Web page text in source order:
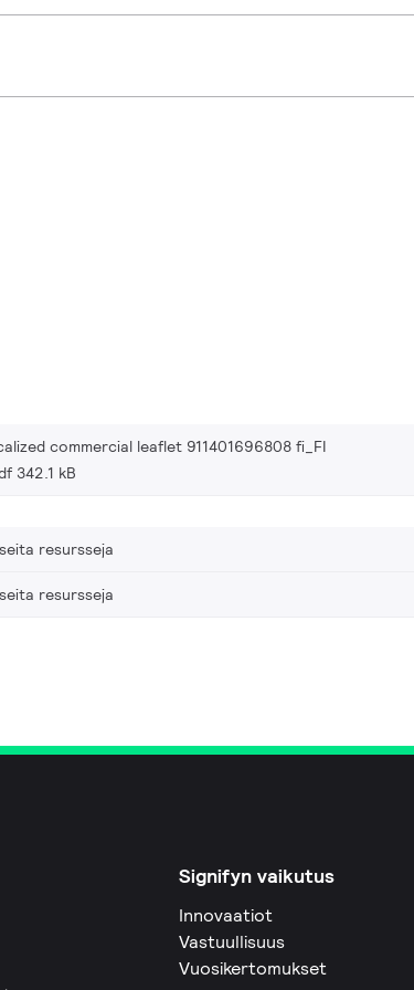
commercial leaflet 911401696808 fi_FI
342.1 kB
resursseja
resursseja
Signifyn vaikutus
Innovaatiot
Vastuullisuus
Vuosikertomukset